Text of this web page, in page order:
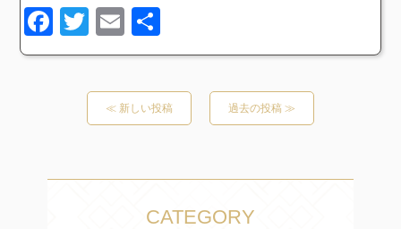
Facebook
TwitterEmail
有
≪ 新しい投稿 過去の投稿 ≫
CATEGORY